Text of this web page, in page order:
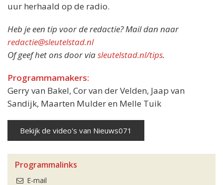
uur herhaald op de radio.
Heb je een tip voor de redactie? Mail dan naar
redactie@sleutelstad.nl
Of geef het ons door viasleutelstad.nl/tips.
Programmamakers:
Gerry van Bakel, Cor van der Velden, Jaap van
Sandijk, Maarten Mulder en Melle Tuik
Bekijk de video's van Nieuws071
Programmalinks
E-mail